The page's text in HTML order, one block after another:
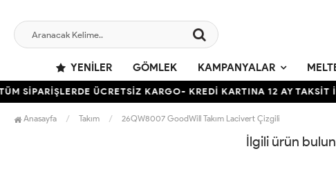
YENILER GÖMLEK KAMPANYALAR
ÜCRETSİZ KARGO- KREDİ KARTINA 12 AY TAKSİT
Anasayfa Takım 26QW8007 GoodWill Takım Lacivert Çizgili
İlgili ürün